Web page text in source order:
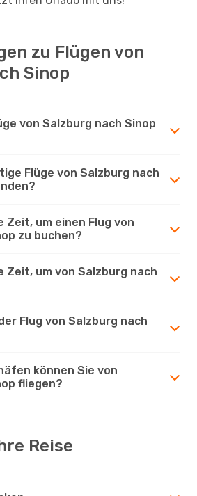
zu Flügen von
Sinop
von Salzburg nach Sinop
Flüge von Salzburg nach
Zeit, um einen Flug von
zu buchen?
Zeit, um von Salzburg nach
Flug von Salzburg nach
können Sie von
fliegen?
Reise